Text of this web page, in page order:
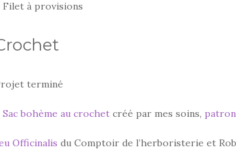
Filet à provisions
terminé
Sac bohème au crochet créé par mes soins,
Officinalis du Comptoir de l’herboristerie et